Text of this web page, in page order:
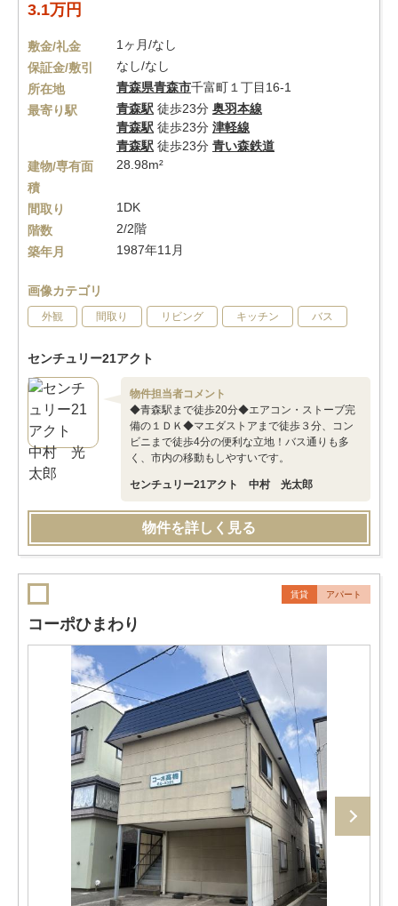
3.1万円
敷金/礼金
1ヶ月/なし
保証金/敷引
なし/なし
所在地
青森県青森市千富町１丁目16-1
最寄り駅
青森駅 徒歩23分 奥羽本線
青森駅 徒歩23分 津軽線
青森駅 徒歩23分 青い森鉄道
建物/専有面
積
28.98m²
間取り
1DK
階数
2/2階
築年月
1987年11月
画像カテゴリ
外観 間取り リビング キッチン バス
センチュリー21アクト
物件担当者コメント
◆青森駅まで徒歩20分◆エアコン・ストーブ完
備の１ＤＫ◆マエダストアまで徒歩３分、コン
ビニまで徒歩4分の便利な立地！バス通りも多
く、市内の移動もしやすいです。
センチュリー21アクト 中村 光太郎
物件を詳しく見る
賃貸 アパート
コーポひまわり